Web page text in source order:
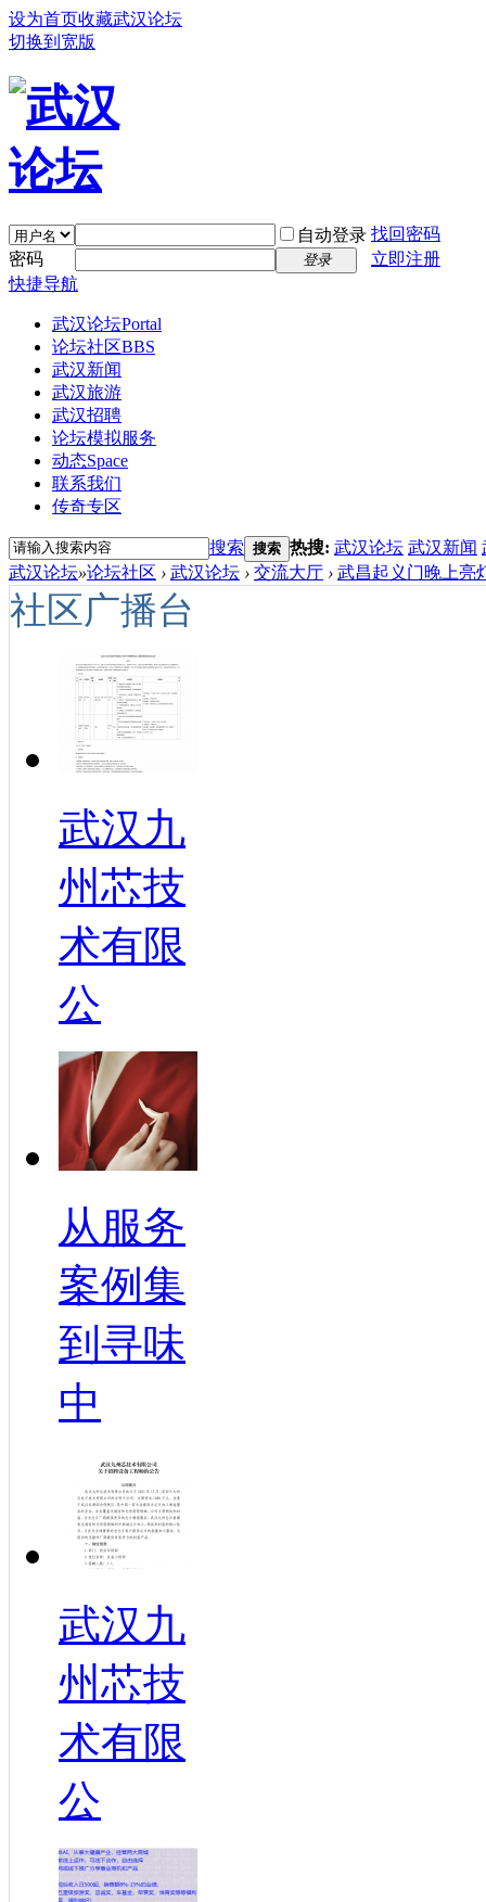
设为首页收藏武汉论坛
切换到宽版
自动登录 找回密码
密码
登录
立即注册
快捷导航
武汉论坛Portal
论坛社区BBS
武汉新闻
武汉旅游
武汉招聘
论坛模拟服务
动态Space
联系我们
传奇专区
搜索 搜索 热搜: 武汉论坛 武汉新闻
武汉论坛»论坛社区 › 武汉论坛 › 交流大厅 › 武昌起义门晚上亮
社区广播台
武汉九
州芯技
术有限
公
从服务
案例集
到寻味
中
武汉九
州芯技
术有限
公